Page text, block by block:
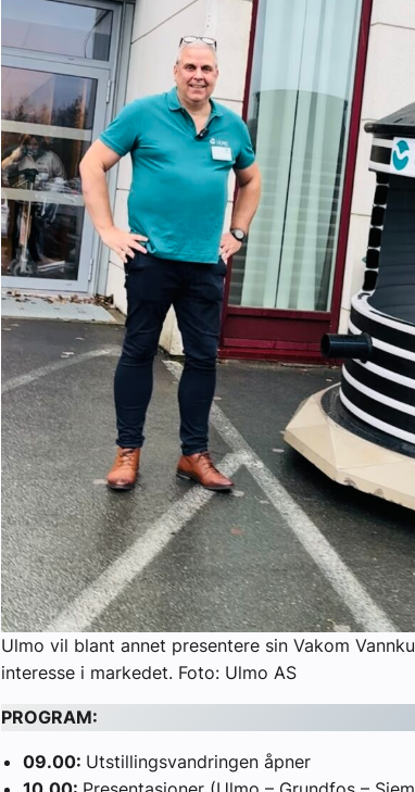
Ulmo vil blant annet presentere sin Vakom
interesse i markedet. Foto: Ulmo AS
PROGRAM:​​​
09.00: Utstillingsvandringen åpner